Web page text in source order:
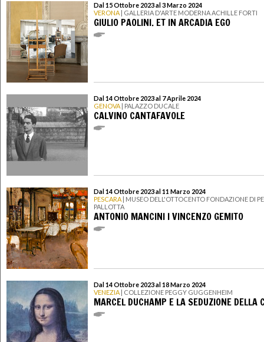
Dal 15 Ottobre 2023 al 3 Marzo 2024
VERONA | GALLERIA D'ARTE MODERNA ACHILLE FORTI
GIULIO PAOLINI. ET IN ARCADIA EGO
Dal 14 Ottobre 2023 al 7 Aprile 2024
GENOVA | PALAZZO DUCALE
CALVINO CANTAFAVOLE
Dal 14 Ottobre 2023 al 11 Marzo 2024
PESCARA | MUSEO DELL'OTTOCENTO FONDAZIONE DI
PALLOTTA
ANTONIO MANCINI I VINCENZO GEMITO
Dal 14 Ottobre 2023 al 18 Marzo 2024
VENEZIA | COLLEZIONE PEGGY GUGGENHEIM
MARCEL DUCHAMP E LA SEDUZIONE DELLA